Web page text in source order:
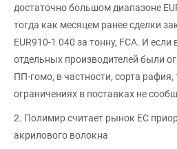
достаточно большом диапазоне
тогда как месяцем ранее сделки
EUR910-1 040 за тонну, FCA. И
отдельных производителей были
ПП-гомо, в частности, сорта
ограничениях в поставках не
2. Полимир считает рынок ЕС
акрилового волокна